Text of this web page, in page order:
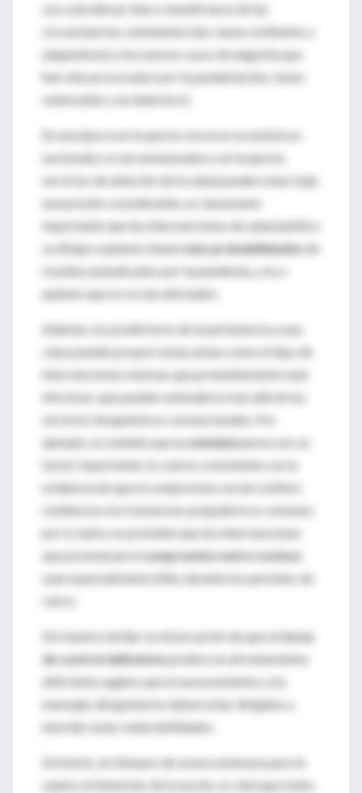
son sobrellevar bien o beneficiarse de las
circunstancias cambiantes (las clases resilientes y
adaptativas) y los nuevos casos de angustia que
han sido provocados por la pandemia (las clases
vulnerables y en deterioro).
En una época en la que los recursos económicos
nacionales se ven amenazados y en la que los
servicios de atención de la salud pueden estar bajo
una presión considerable, es claramente
importante que las intervenciones de salud pública
se dirijan a quienes tienenmás probabilidadesde
resultar perjudicados por la pandemia, y no a
quienes que no se ven afectados.
Además, los predictores de la pertenencia a una
clase pueden proporcionar pistas sobre el tipo de
intervenciones masivas que probablemente sean
efectivas, que pueden extenderse más allá de los
servicios terapéuticos convencionales. Por
ejemplo, es notable que lasoledadparece ser un
factor importante, lo cual es consistente con la
evidencia de que el compromiso social confiere
resiliencia a los trastornos psiquiátricos comunes;
por lo tanto, es probable que las intervenciones
que promuevan elcompromiso entre vecinos
sean especialmente útiles durante los períodos de
cierre.
De manera similar, la observación de que unlocus
de control deficientepredice un afrontamiento
deficiente sugiere que el asesoramiento y los
mensajes del gobierno deben estar dirigidos a
abordar estas vulnerabilidades.
De hecho, en tiempos de severa amenaza para la
salud y el bienestar de la nación, es vital que todos